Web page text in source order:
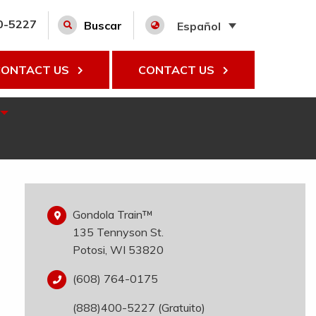
5227 Buscar Español
US CONTACT US
Gondola Train™
135 Tennyson St.
Potosi, WI 53820
(608) 764-0175
(888)400-5227 (Gratuito)